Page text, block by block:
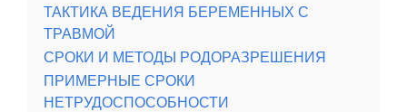
ТАКТИКА ВЕДЕНИЯ БЕРЕМЕННЫХ С
ТРАВМОЙ
СРОКИ И МЕТОДЫ РОДОРАЗРЕШЕНИЯ
ПРИМЕРНЫЕ СРОКИ
НЕТРУДОСПОСОБНОСТИ